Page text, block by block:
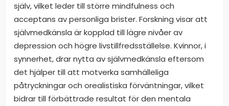
själv, vilket leder till större mindfulness och
acceptans av personliga brister. Forskning visar att
självmedkänsla är kopplad till lägre nivåer av
depression och högre livstillfredsställelse. Kvinnor, i
synnerhet, drar nytta av självmedkänsla eftersom
det hjälper till att motverka samhälleliga
påtryckningar och orealistiska förväntningar, vilket
bidrar till förbättrade resultat för den mentala